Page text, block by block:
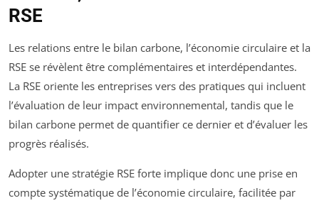
RSE
Les relations entre le bilan carbone, l’économie circulaire et la
RSE se révèlent être complémentaires et interdépendantes.
La RSE oriente les entreprises vers des pratiques qui incluent
l’évaluation de leur impact environnemental, tandis que le
bilan carbone permet de quantifier ce dernier et d’évaluer les
progrès réalisés.
Adopter une stratégie RSE forte implique donc une prise en
compte systématique de l’économie circulaire, facilitée par